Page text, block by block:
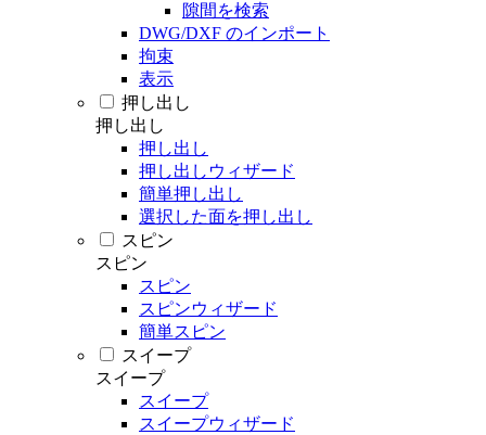
隙間を検索
DWG/DXF のインポート
拘束
表示
押し出し
押し出し
押し出し
押し出しウィザード
簡単押し出し
選択した面を押し出し
スピン
スピン
スピン
スピンウィザード
簡単スピン
スイープ
スイープ
スイープ
スイープウィザード